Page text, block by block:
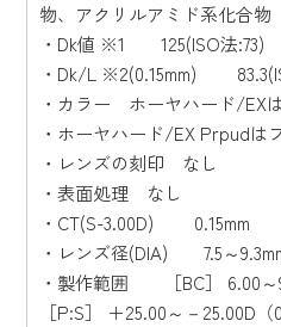
物、アクリルアミド系化合物
・Dk値 ※1 125(ISO法:73)
・Dk/L ※2(0.15mm)
・カラー ホーヤハード/EX
・ホーヤハード/EX Prpudは
・レンズの刻印 なし
・表面処理 なし
・CT(S-3.00D) 0.15mm
・レンズ径(DIA) 7.5～
・製作範囲 ［BC］ 6.00～
［P:S］ ＋25.00～－25.00D（